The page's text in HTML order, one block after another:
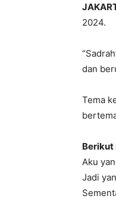
2024.
dan
Tema
Berikut
Aku
Jadi